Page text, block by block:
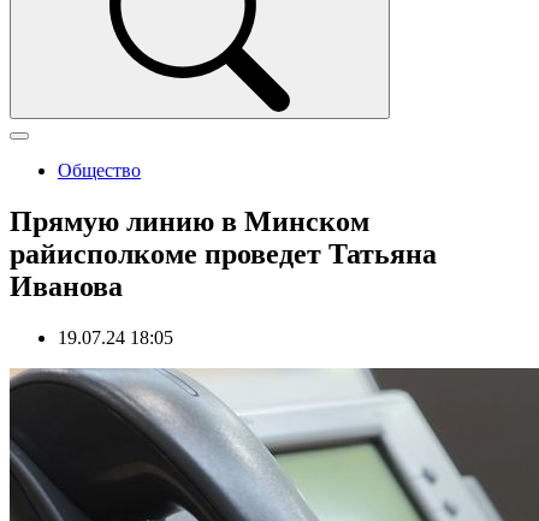
Общество
Прямую линию в Минском
райисполкоме проведет Татьяна
Иванова
19.07.24 18:05